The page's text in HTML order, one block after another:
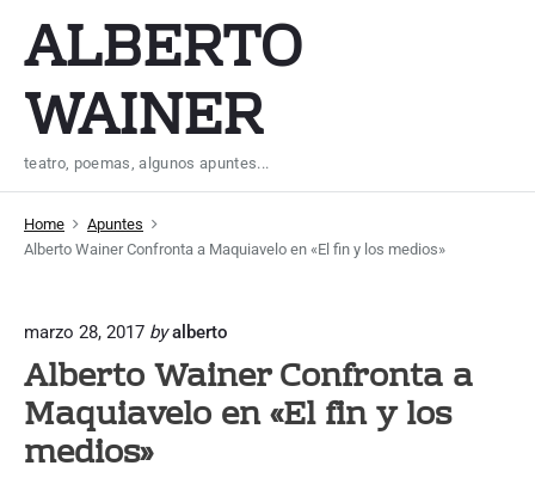
ALBERTO
WAINER
teatro, poemas, algunos apuntes...
Home
Apuntes
Alberto Wainer Confronta a Maquiavelo en «El fin y los medios»
marzo 28, 2017 by alberto
Alberto Wainer Confronta a
Maquiavelo en «El fin y los
medios»